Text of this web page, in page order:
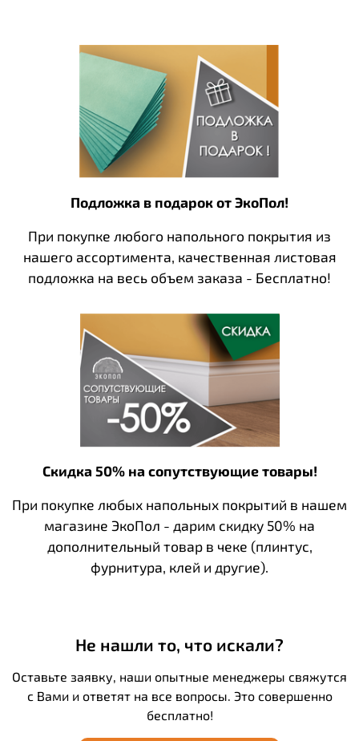
Подложка в подарок от ЭкоПол!
При покупке любого напольного покрытия из
нашего ассортимента, качественная листовая
подложка на весь объем заказа - Бесплатно!
Скидка 50% на сопутствующие товары!
При покупке любых напольных покрытий в нашем
магазине ЭкоПол - дарим скидку 50% на
дополнительный товар в чеке (плинтус,
фурнитура, клей и другие).
Не нашли то, что искали?
Оставьте заявку, наши опытные менеджеры свяжутся
с Вами и ответят на все вопросы. Это совершенно
бесплатно!